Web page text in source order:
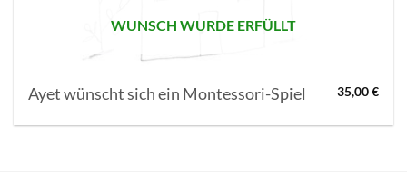
WUNSCH WURDE ERFÜLLT
Ayet wünscht sich ein Montessori-Spiel 35,00€